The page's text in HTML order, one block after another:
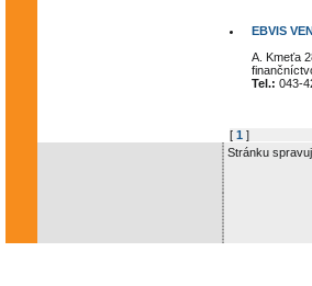
EBVIS
A. Kmeťa
Tel.: 043-
[ 1 ]
Stránku